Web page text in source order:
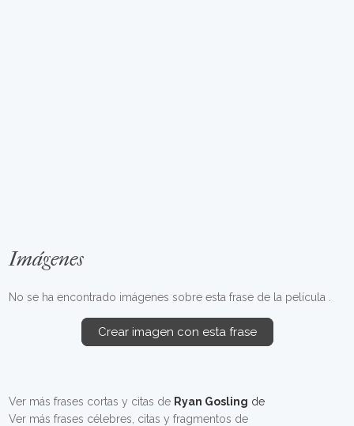
Imágenes
No se ha encontrado imágenes sobre esta frase de la película .
Crear imagen con esta frase
Ver más frases cortas y citas de Ryan Gosling de
Ver más frases célebres, citas y fragmentos de